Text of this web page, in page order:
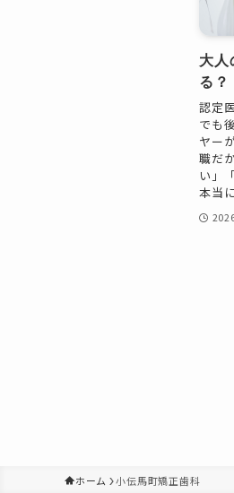
大人
る？
認定
でも
ヤー
職だ
い」
本当
ホーム 小伝馬町矯正歯科